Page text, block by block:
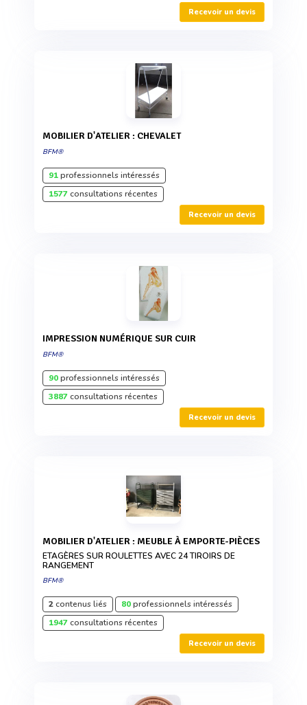
Recevoir un devis
MOBILIER D'ATELIER : CHEVALET
BFM®
91professionnels intéressés
1577consultations récentes
Recevoir un devis
IMPRESSION NUMÉRIQUE SUR CUIR
BFM®
90professionnels intéressés
3887consultations récentes
Recevoir un devis
MOBILIER D'ATELIER : MEUBLE À EMPORTE-PIÈCES
ETAGÈRES SUR ROULETTES AVEC 24 TIROIRS DE
RANGEMENT
BFM®
2contenus liés 80professionnels intéressés
1947consultations récentes
Recevoir un devis